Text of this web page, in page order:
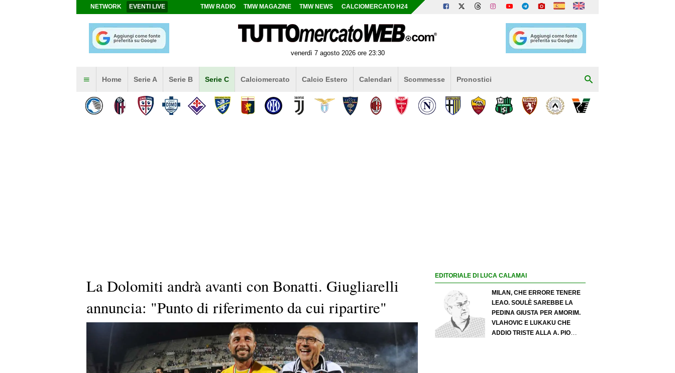
NETWORK EVENTI LIVE TMW RADIO TMW MAGAZINE TMW NEWS CALCIOMERCATO H24
venerdì 7 agosto 2026 ore 23:30
Home Serie A Serie B Serie C Calciomercato Calcio Estero Calendari Scommesse Pronostici
La Dolomiti andrà avanti con Bonatti. Giugliarelli
annuncia: "Punto di riferimento da cui ripartire"
EDITORIALE DI LUCA CALAMAI
MILAN, CHE ERRORE TENERE
LEAO. SOULÈ SAREBBE LA
PEDINA GIUSTA PER AMORIM.
VLAHOVIC E LUKAKU CHE
ADDIO TRISTE ALLA A. PIO